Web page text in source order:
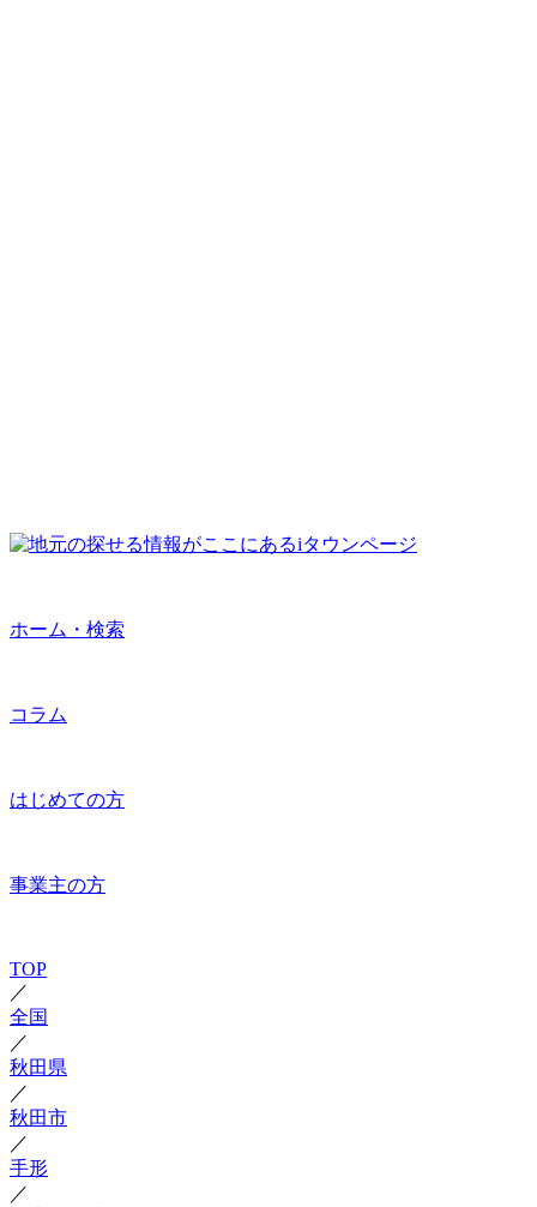
ホーム・検索
コラム
はじめての方
事業主の方
TOP
／
全国
／
秋田県
／
秋田市
／
手形
／